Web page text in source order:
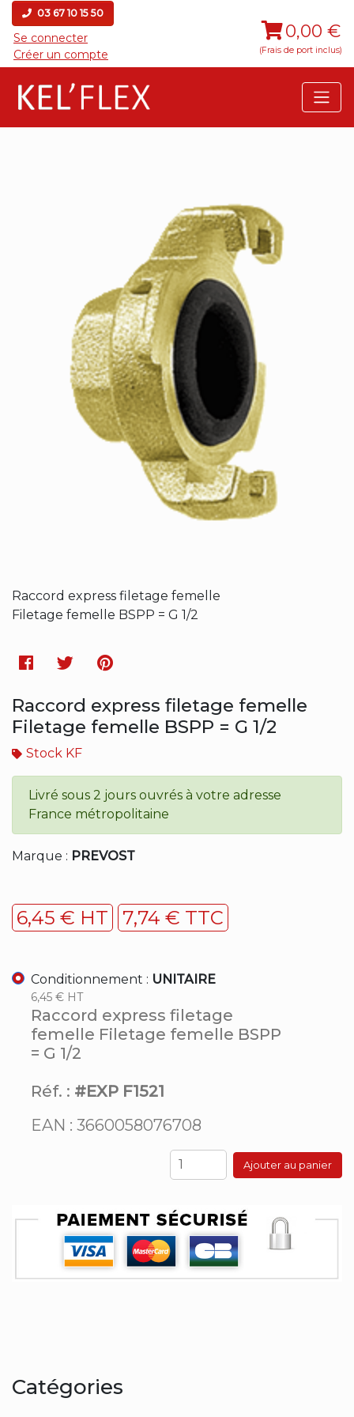
03 67 10 15 50
Se connecter
Créer un compte
0,00 €
(Frais de port inclus)
Raccord express filetage femelle
Filetage femelle BSPP = G 1/2
Facebook
TwitterPinterest
Raccord express filetage femelle
Filetage femelle BSPP = G 1/2
Stock KF
Livré sous 2 jours ouvrés à votre adresse
France métropolitaine
Marque : PREVOST
6,45 € HT 7,74 € TTC
Conditionnement : UNITAIRE
6,45 € HT
Raccord express filetage
femelle Filetage femelle BSPP
= G 1/2
Réf. : #EXP F1521
EAN : 3660058076708
Ajouter au panier
Catégories